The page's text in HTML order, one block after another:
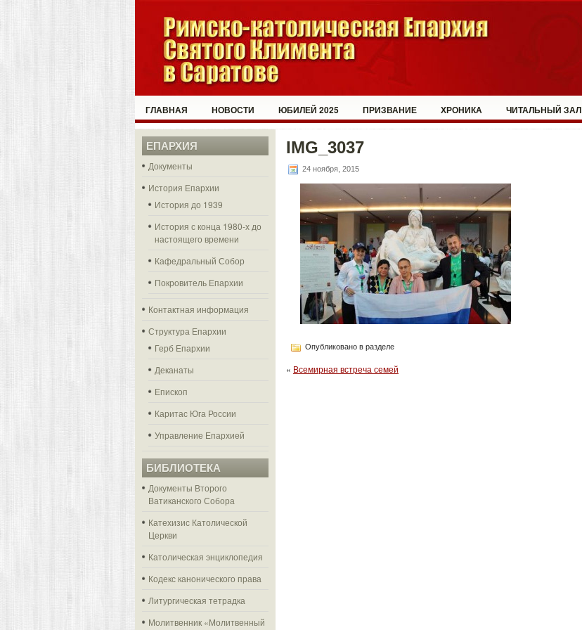
ГЛАВНАЯ НОВОСТИ ЮБИЛЕЙ 2025 ПРИЗВАНИЕ ХРОНИКА ЧИТАЛЬНЫЙ ЗАЛ
ЕПАРХИЯ
Документы
История Епархии
История до 1939
История с конца 1980-х до
настоящего времени
Кафедральный Собор
Покровитель Епархии
Контактная информация
Структура Епархии
Герб Епархии
Деканаты
Епископ
Каритас Юга России
Управление Епархией
БИБЛИОТЕКА
Документы Второго
Ватиканского Собора
Катехизис Католической
Церкви
Католическая энциклопедия
Кодекс канонического права
Литургическая тетрадка
Молитвенник «Молитвенный
IMG_3037
24 ноября, 2015
Опубликовано в разделе
« Всемирная встреча семей